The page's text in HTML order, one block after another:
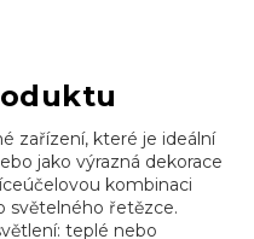
zařízení, které je ideální
jako výrazná dekorace
kombinaci
světelného řetězce.
teplé nebo